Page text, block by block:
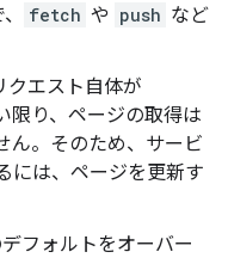
fetch や push など
クエスト自体が
限り、ページの取得は
ん。そのため、サービ
には、ページを更新す
フォルトをオーバー